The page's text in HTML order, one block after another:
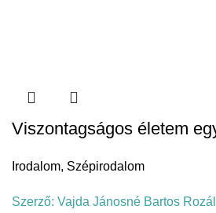
Viszontagságos életem
Irodalom, Szépirodalom
Szerző: Vajda Jánosné Bartos